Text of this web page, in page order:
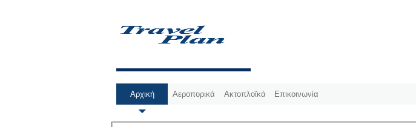
Αρχική Αεροπορικά Ακτοπλοϊκά Επικοινωνία